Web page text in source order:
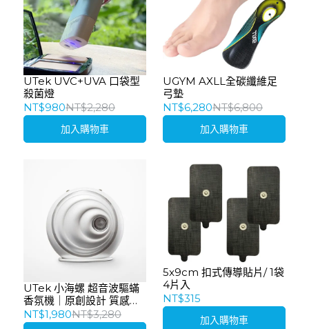
UTek UVC+UVA 口袋型
殺菌燈
NT$980NT$2,280
加入購物車
UGYM AXLL全碳纖維足
弓墊
NT$6,280NT$6,800
加入購物車
UTek 小海螺 超音波驅蟎
香氛機｜原創設計 質感生
活
NT$1,980NT$3,280
5x9cm 扣式傳導貼片/ 1袋
4片入
NT$315
加入購物車